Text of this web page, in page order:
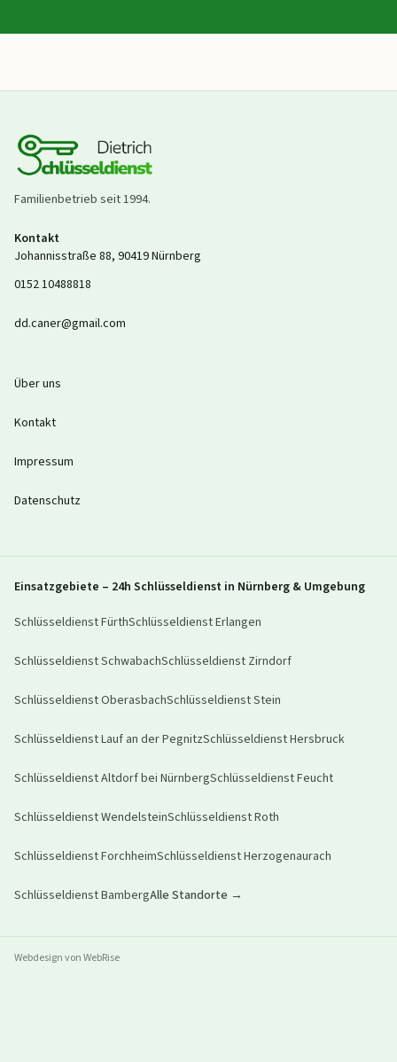
Familienbetrieb seit1994.
Kontakt
Johannisstraße 88, 90419Nürnberg
0152 10488818
dd.caner@gmail.com
Über uns
Kontakt
Impressum
Datenschutz
Einsatzgebiete – 24h Schlüsseldienst in Nürnberg & Umgebung
SchlüsseldienstFürthSchlüsseldienstErlangen
SchlüsseldienstSchwabachSchlüsseldienst Zirndorf
SchlüsseldienstOberasbachSchlüsseldienstStein
SchlüsseldienstLauf an der PegnitzSchlüsseldienstHersbruck
SchlüsseldienstAltdorf bei NürnbergSchlüsseldienstFeucht
SchlüsseldienstWendelsteinSchlüsseldienstRoth
SchlüsseldienstForchheimSchlüsseldienstHerzogenaurach
SchlüsseldienstBambergAlle Standorte →
Webdesign von WebRise